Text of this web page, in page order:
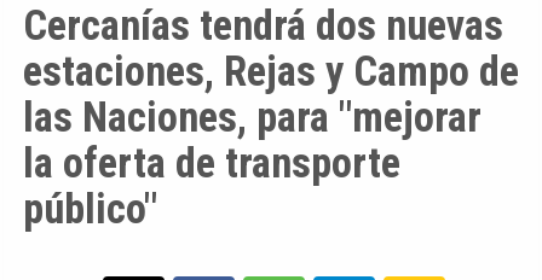
Cercanías tendrá dos nuevas
estaciones, Rejas y Campo de
las Naciones, para "mejorar
la oferta de transporte
público"